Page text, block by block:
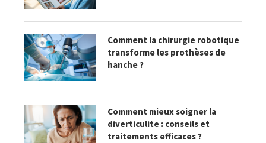
Comment la chirurgie robotique
transforme les prothèses de
hanche ?
Comment mieux soigner la
diverticulite : conseils et
traitements efficaces ?